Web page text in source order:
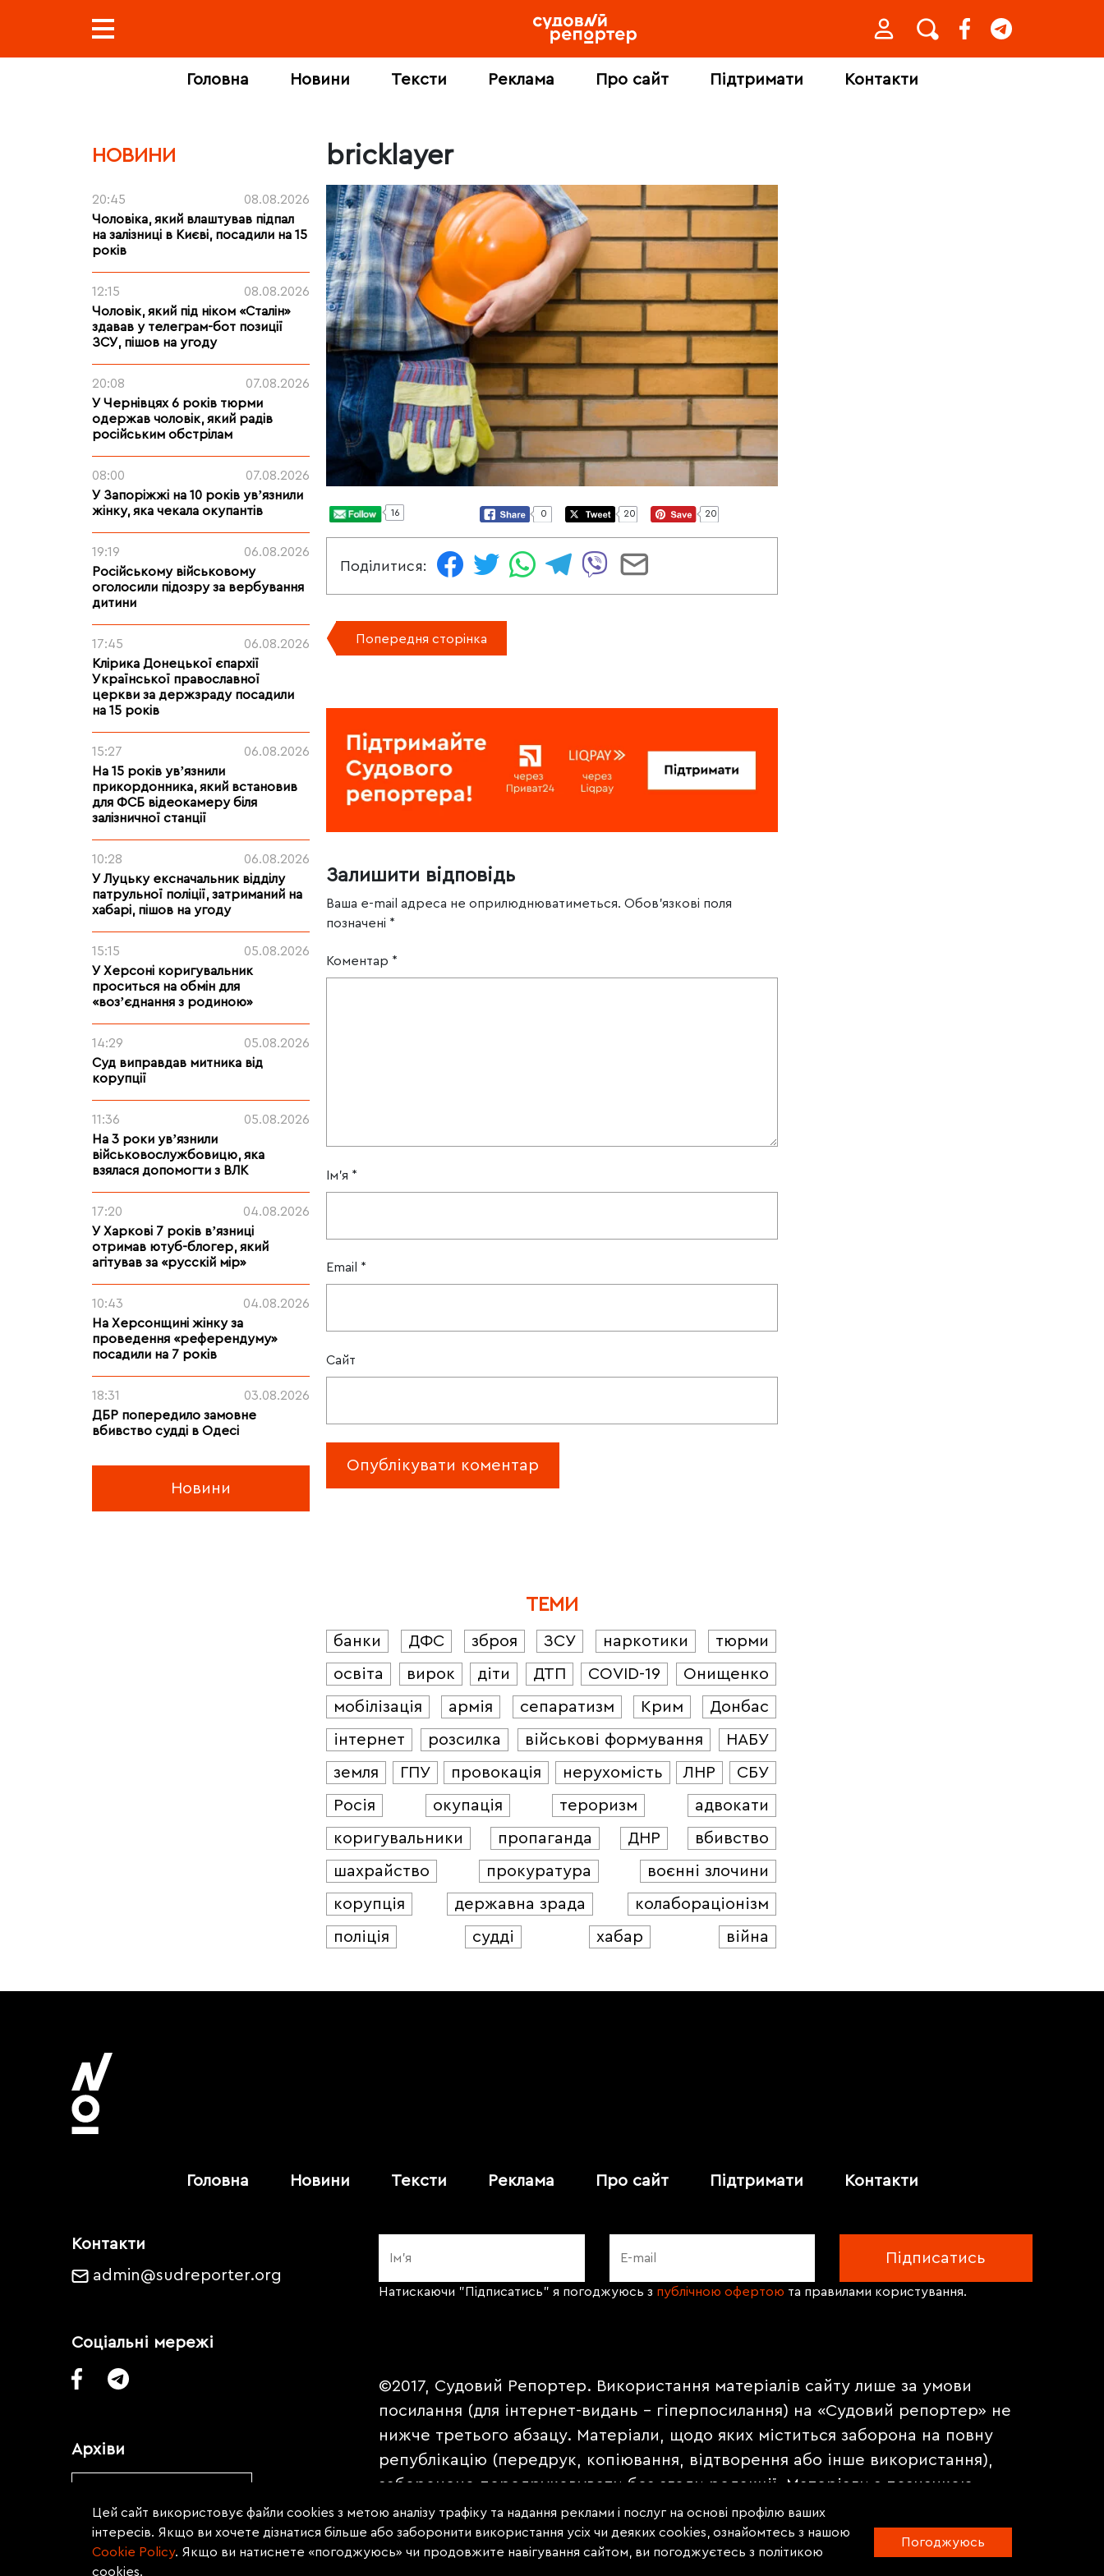
Головна Новини Тексти Реклама Про сайт Підтримати Контакти
НОВИНИ
20:45
08.08.2026
Чоловіка, який влаштував підпал
на залізниці в Києві, посадили на 15
років
12:15
08.08.2026
Чоловік, який під ніком «Сталін»
здавав у телеграм-бот позиції
ЗСУ, пішов на угоду
20:08
07.08.2026
У Чернівцях 6 років тюрми
одержав чоловік, який радів
російським обстрілам
08:00
07.08.2026
У Запоріжжі на 10 років увʼязнили
жінку, яка чекала окупантів
19:19
06.08.2026
Російському військовому
оголосили підозру за вербування
дитини
17:45
06.08.2026
Клірика Донецької єпархії
Української православної
церкви за держзраду посадили
на 15 років
15:27
06.08.2026
На 15 років увʼязнили
прикордонника, який встановив
для ФСБ відеокамеру біля
залізничної станції
10:28
06.08.2026
У Луцьку ексначальник відділу
патрульної поліції, затриманий на
хабарі, пішов на угоду
15:15
05.08.2026
У Херсоні коригувальник
проситься на обмін для
«возʼєднання з родиною»
14:29
05.08.2026
Суд виправдав митника від
корупції
11:36
05.08.2026
На 3 роки увʼязнили
військовослужбовицю, яка
взялася допомогти з ВЛК
17:20
04.08.2026
У Харкові 7 років вʼязниці
отримав ютуб-блогер, який
агітував за «русскій мір»
10:43
04.08.2026
На Херсонщині жінку за
проведення «референдуму»
посадили на 7 років
18:31
03.08.2026
ДБР попередило замовне
вбивство судді в Одесі
Новини
bricklayer
16 0 20 20
Поділитися:
Попередня сторінка
Залишити відповідь
Ваша e-mail адреса не оприлюднюватиметься. Обов’язкові поля
позначені *
Коментар *
Ім'я *
Email *
Сайт
ТЕМИ
банки ДФС зброя ЗСУ наркотики
тюрми
освіта
вирок діти ДТП COVID-19
Онищенко
мобілізація
армія сепаратизм Крим
Донбас
інтернет
розсилка військові формування
НАБУ
земля
ГПУ провокація нерухомість ЛНР
СБУ
Росія
окупація тероризм
адвокати
коригувальники
пропаганда ДНР
вбивство
шахрайство
прокуратура
воєнні злочини
корупція
державна зрада
колабораціонізм
поліція
судді хабар війна
Головна Новини Тексти Реклама Про сайт Підтримати Контакти
Контакти
admin@sudreporter.org
Соціальні мережі
Архіви
Натискаючи "Підписатись" я погоджуюсь з публічною офертою та правилами користування.
©2017, Судовий Репортер. Використання матеріалів сайту лише за умови
посилання (для інтернет-видань - гіперпосилання) на «Судовий репортер» не
нижче третього абзацу. Матеріали, щодо яких міститься заборона на повну
републікацію (передрук, копіювання, відтворення або інше використання),
заборонено передруковувати без згоди редакції. Матеріали з позначкою
PROMOTED, ЗА ПІДТРИМКИ, * публікуються на правах реклами.
Цей сайт використовує файли cookies з метою аналізу трафіку та надання реклами і послуг на основі профілю ваших
інтересів. Якщо ви хочете дізнатися більше або заборонити використання усіх чи деяких cookies, ознайомтесь з нашою
Сookie Policy. Якщо ви натиснете «погоджуюсь» чи продовжите навігування сайтом, ви погоджуєтесь з політикою
cookies.
Погоджуюсь